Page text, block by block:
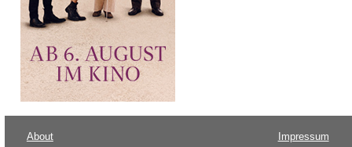
About Impressum